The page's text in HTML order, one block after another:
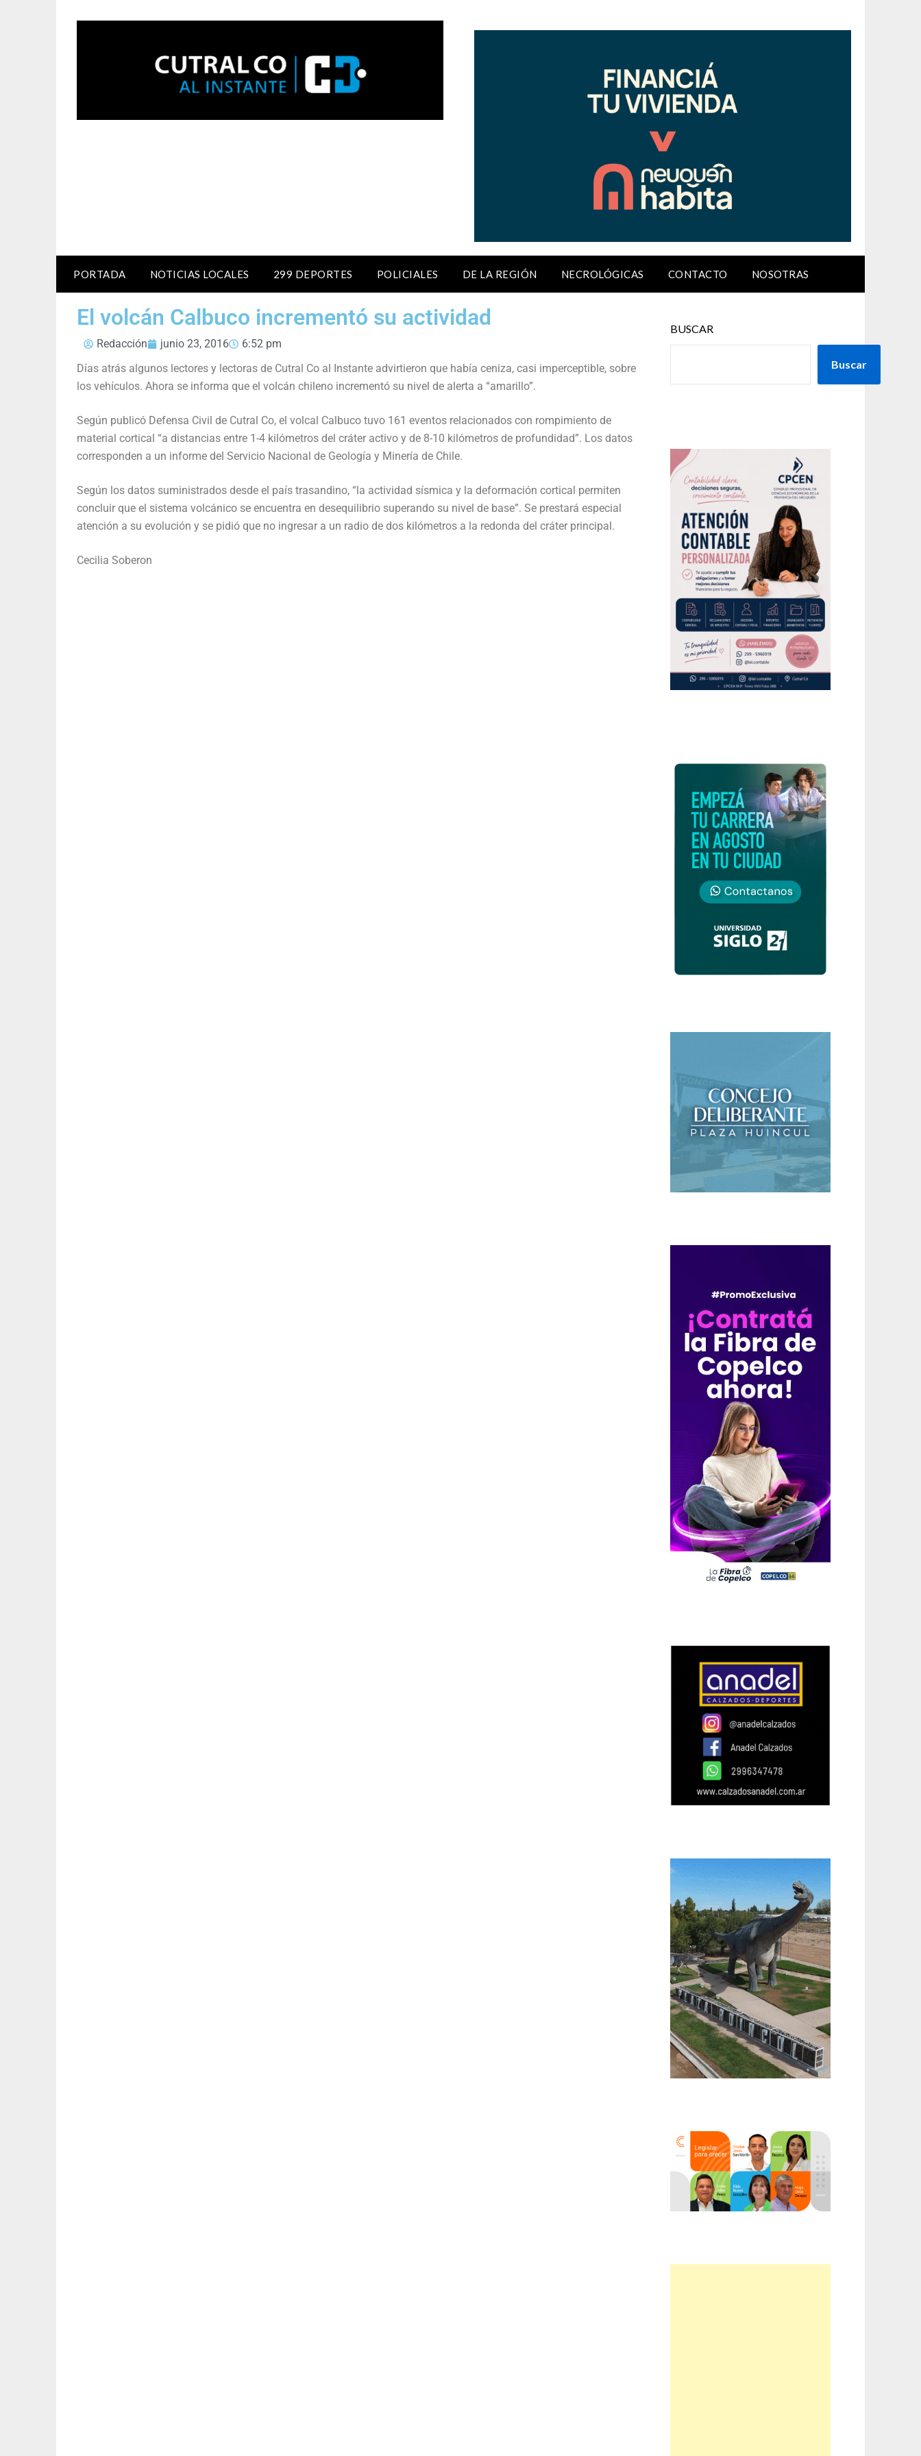
PORTADA NOTICIAS LOCALES 299 DEPORTES POLICIALES DE LA REGIÓN NECROLÓGICAS CONTACTO NOSOTRAS
El volcán Calbuco incrementó su actividad
Redacción junio 23, 2016
6:52 pm
Días atrás algunos lectores y lectoras de Cutral Co al Instante advirtieron que había ceniza, casi imperceptible, sobre
los vehículos. Ahora se informa que el volcán chileno incrementó su nivel de alerta a “amarillo”.
Según publicó Defensa Civil de Cutral Co, el volcal Calbuco tuvo 161 eventos relacionados con rompimiento de
material cortical “a distancias entre 1-4 kilómetros del cráter activo y de 8-10 kilómetros de profundidad”. Los datos
corresponden a un informe del Servicio Nacional de Geología y Minería de Chile.
Según los datos suministrados desde el país trasandino, “la actividad sísmica y la deformación cortical permiten
concluir que el sistema volcánico se encuentra en desequilibrio superando su nivel de base”. Se prestará especial
atención a su evolución y se pidió que no ingresar a un radio de dos kilómetros a la redonda del cráter principal.
Cecilia Soberon
BUSCAR
Buscar